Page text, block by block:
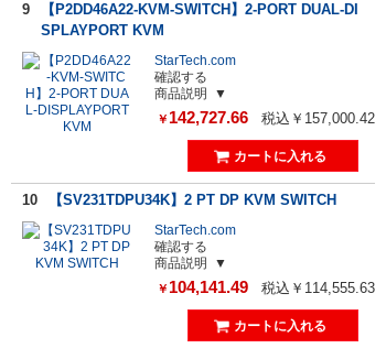
9
【P2DD46A22-KVM-SWITCH】2-PORT DUAL-DI
SPLAYPORT KVM
StarTech.com
確認する
商品説明
￥ 142,727.66 税込￥157,000.42
10 【SV231TDPU34K】2 PT DP KVM SWITCH
StarTech.com
確認する
商品説明
￥ 104,141.49 税込￥114,555.63